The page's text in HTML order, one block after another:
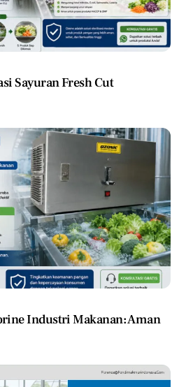
Sayuran Fresh Cut
Industri Makanan: Aman